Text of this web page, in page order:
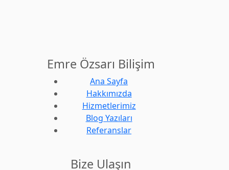
Emre Özsarı Bilişim
Ana Sayfa
Hakkımızda
Hizmetlerimiz
Blog Yazıları
Referanslar
Bize Ulaşın